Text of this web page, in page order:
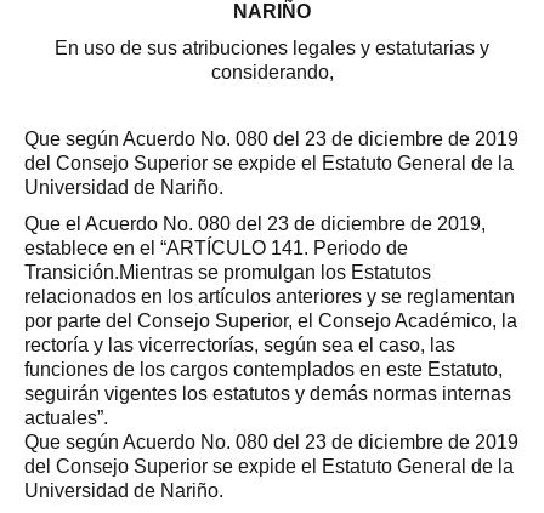
NARIÑO
En uso de sus atribuciones legales y estatutarias y
considerando,
Que según Acuerdo No. 080 del 23 de diciembre de 2019
del Consejo Superior se expide el Estatuto General de la
Universidad de Nariño.
Que el Acuerdo No. 080 del 23 de diciembre de 2019,
establece en el “ARTÍCULO 141. Periodo de
Transición.Mientras se promulgan los Estatutos
relacionados en los artículos anteriores y se reglamentan
por parte del Consejo Superior, el Consejo Académico, la
rectoría y las vicerrectorías, según sea el caso, las
funciones de los cargos contemplados en este Estatuto,
seguirán vigentes los estatutos y demás normas internas
actuales”.
Que según Acuerdo No. 080 del 23 de diciembre de 2019
del Consejo Superior se expide el Estatuto General de la
Universidad de Nariño.